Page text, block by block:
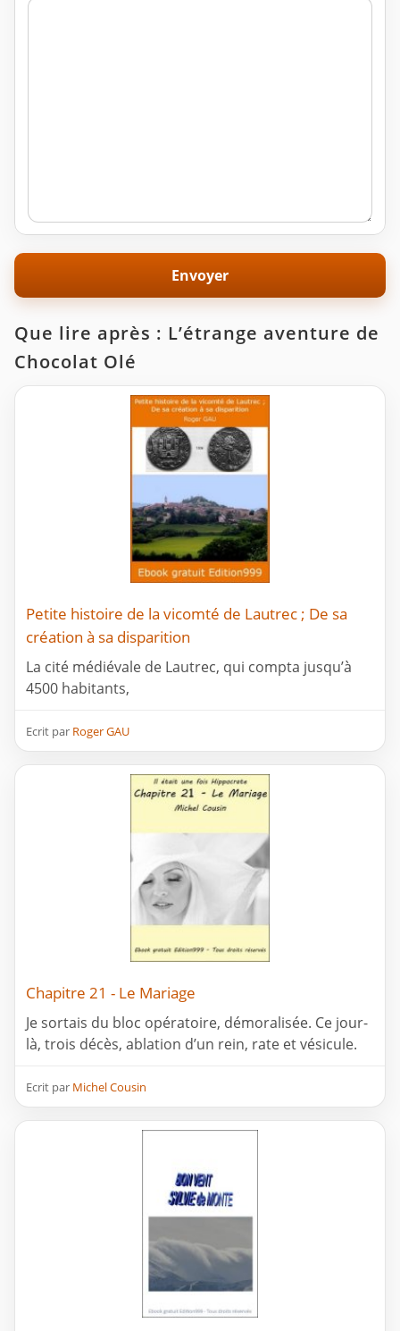
Que lire après : L’étrange aventure de
Chocolat Olé
Petite histoire de la vicomté de Lautrec ; De sa
création à sa disparition
La cité médiévale de Lautrec, qui compta jusqu’à
4500 habitants,
Ecrit par Roger GAU
Chapitre 21 - Le Mariage
Je sortais du bloc opératoire, démoralisée. Ce jour-
là, trois décès, ablation d’un rein, rate et vésicule.
Ecrit par Michel Cousin